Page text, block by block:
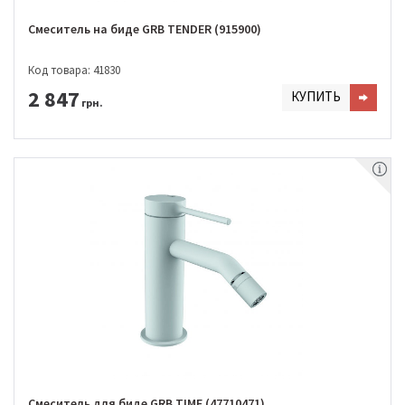
Смеситель на биде GRB TENDER (915900)
Код товара: 41830
2 847 грн. КУПИТЬ